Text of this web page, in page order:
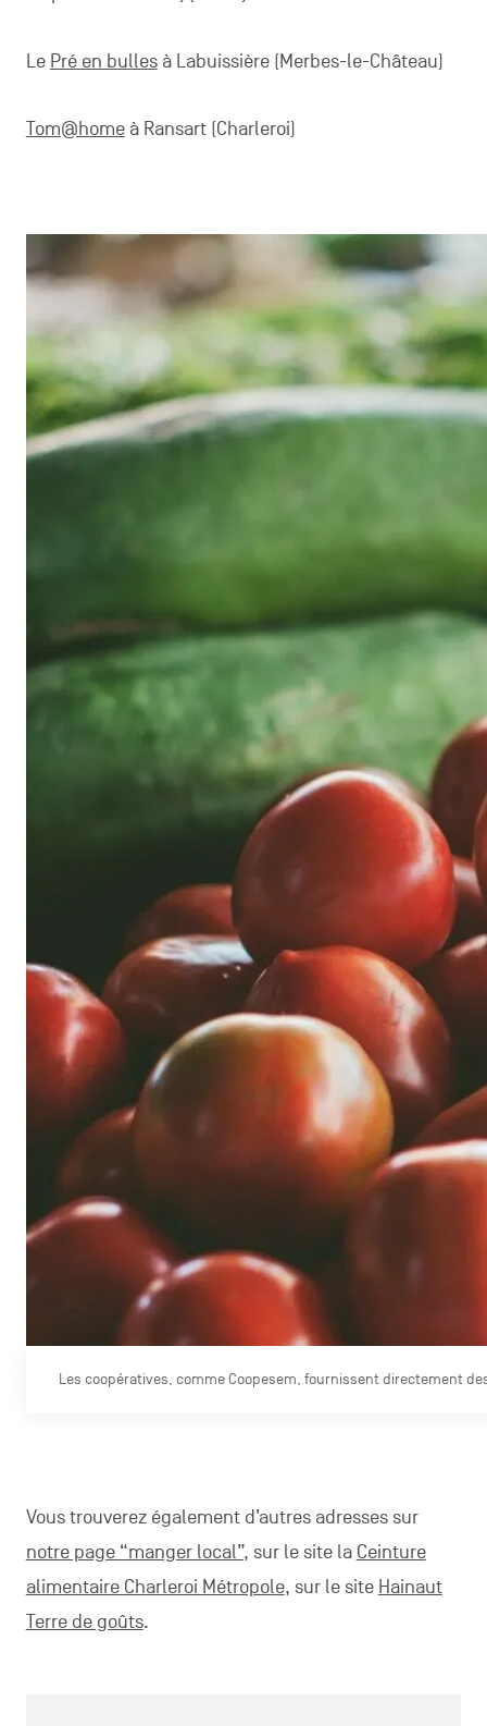
Le Pré en bullesà Labuissière (Merbes-le-Château)
Tom@homeà Ransart (Charleroi)
Les coopératives, comme Coopesem, fournissent directement
Vous trouverez également d’autres adresses sur
notre page “manger local”, sur le site la Ceinture
alimentaire Charleroi Métropole, sur le site Hainaut
Terre de goûts.